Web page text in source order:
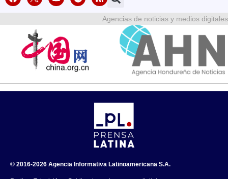
Agencias de noticias y medios digitales
© 2016-2026 Agencia Informativa Latinoamericana S.A.